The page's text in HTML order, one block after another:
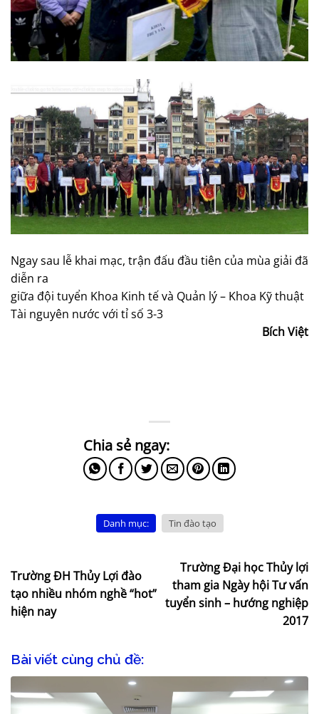
Ngay sau lễ khai mạc, trận đấu đầu tiên của mùa giải đã
diễn ra
giữa đội tuyển Khoa Kinh tế và Quản lý – Khoa Kỹ thuật
Tài nguyên nước với tỉ số 3-3
Bích Việt
Danh mục: Tin đào tạo
Trường ĐH Thủy Lợi đào
tạo nhiều nhóm nghề “hot”
hiện nay
Trường Đại học Thủy lợi
tham gia Ngày hội Tư vấn
tuyển sinh – hướng nghiệp
2017
Bài viết cùng chủ đề: